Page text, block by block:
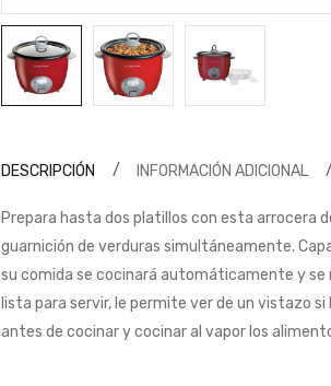
DESCRIPCIÓN INFORMACIÓN ADICIONAL
Prepara hasta dos platillos con esta arrocera
guarnición de verduras simultáneamente.
su comida se cocinará automáticamente y
lista para servir, le permite ver de un vistazo
antes de cocinar y cocinar al vapor los